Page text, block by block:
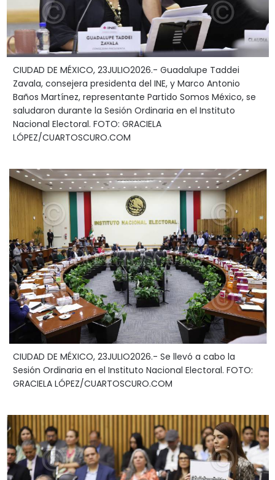
CIUDAD DE MÉXICO, 23JULIO2026.- Guadalupe Taddei
Zavala, consejera presidenta del INE, y Marco Antonio
Baños Martínez, representante Partido Somos México, se
saludaron durante la Sesión Ordinaria en el Instituto
Nacional Electoral. FOTO: GRACIELA
LÓPEZ/CUARTOSCURO.COM
CIUDAD DE MÉXICO, 23JULIO2026.- Se llevó a cabo la
Sesión Ordinaria en el Instituto Nacional Electoral. FOTO:
GRACIELA LÓPEZ/CUARTOSCURO.COM